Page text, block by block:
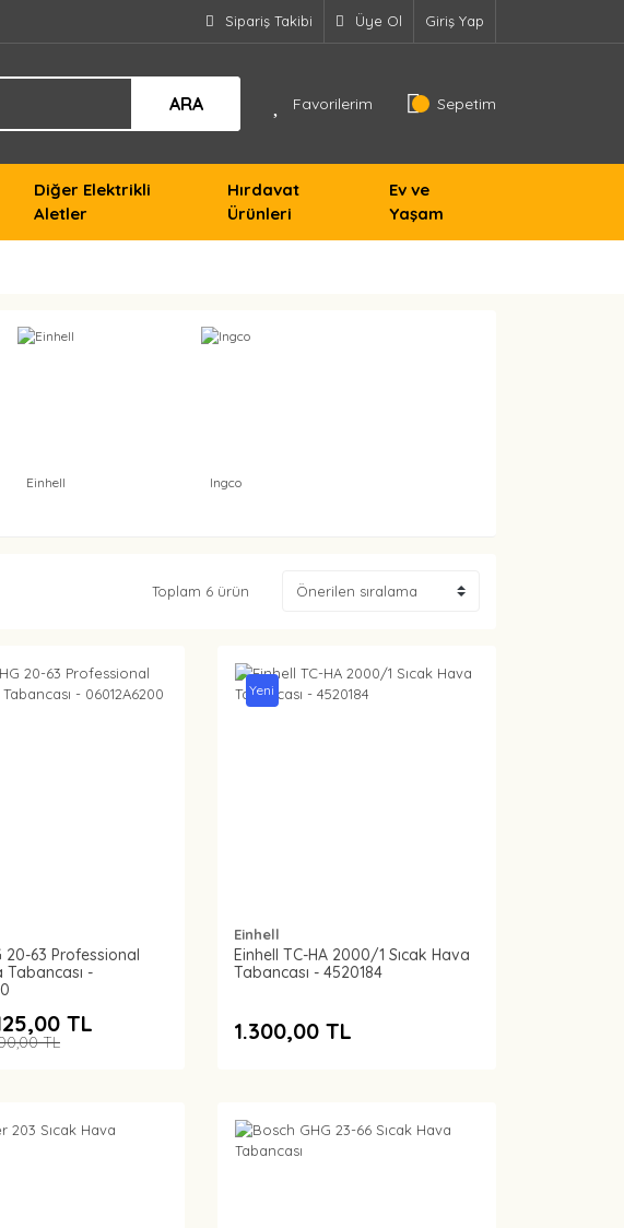
Sipariş Takibi Üye Ol Giriş Yap
ARA Favorilerim Sepetim
Diğer Elektrikli
Aletler
Hırdavat
Ürünleri
Ev ve
Yaşam
Einhell Ingco
Toplam 6 ürün
20-63 Professional
Tabancası -
TL
TL
Yeni
Einhell
Einhell TC-HA 2000/1 Sıcak Hava
Tabancası - 4520184
1.300,00 TL